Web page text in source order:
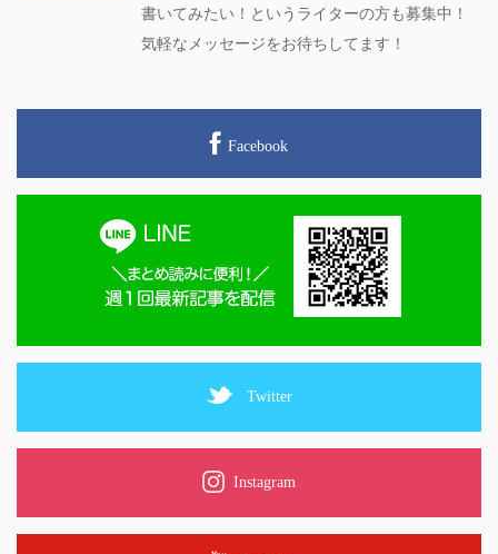
書いてみたい！というライターの方も募集中！
気軽なメッセージをお待ちしてます！
Facebook
Twitter
Instagram